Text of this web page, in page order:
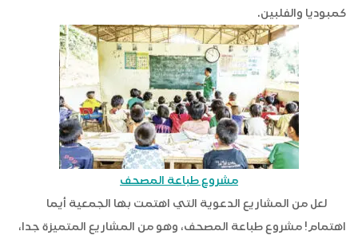
كمبوديا والفلبين.
مشروع طباعة المصحف
لعل من المشاريع الدعوية التي اهتمت بها الجمعية أيما
اهتمام! مشروع طباعة المصحف، وهو من المشاريع المتميزة جدا،